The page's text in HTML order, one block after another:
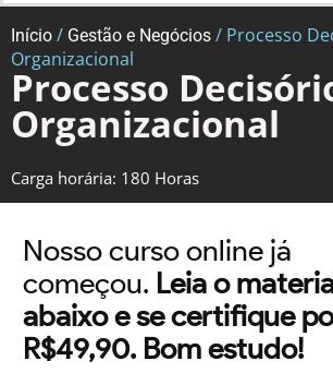
Início / Gestão e Negócios / Processo
Organizacional
Processo
Organizacional
Carga horária: 180 Horas
Nosso curso online já
começou. Leia o
abaixo e se certifique
R$49,90. Bom estudo!